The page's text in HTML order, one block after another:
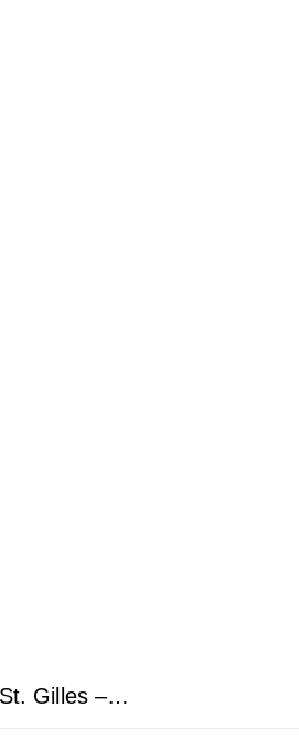
Gilles –…